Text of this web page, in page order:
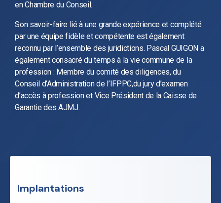
en Chambre du Conseil.
Son savoir-faire lié à une grande expérience et complété
par une équipe fidèle et compétente est également
reconnu par l’ensemble des juridictions. Pascal GUIGON a
également consacré du temps à la vie commune de la
profession : Membre du comité des diligences, du
Conseil d’Administration de l’IFPPC,du jury d’examen
d’accès à profession et Vice Président de la Caisse de
Garantie des AJMJ.
Implantations